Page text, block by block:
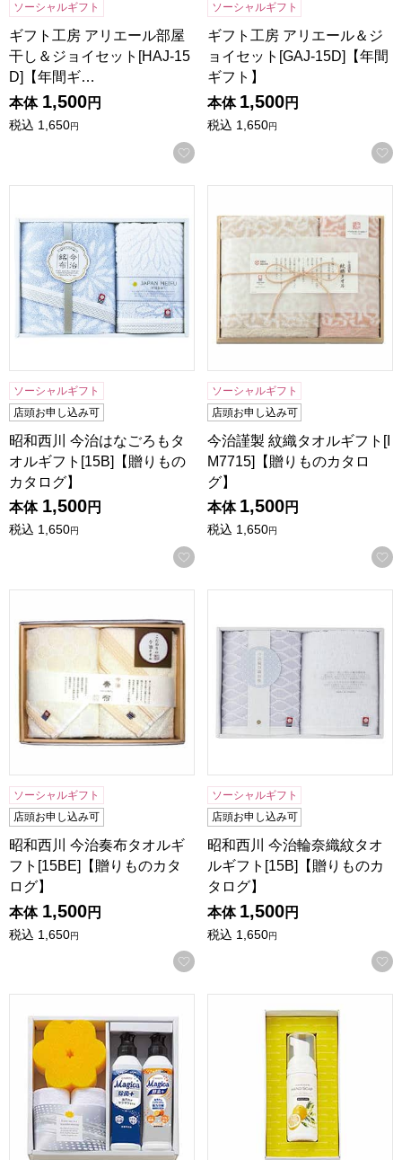
ソーシャルギフト
ギフト工房 アリエール部屋
干し＆ジョイセット[HAJ-15
D]【年間ギ…
本体 1,500円
税込 1,650円
お気に入りに登録する
ソーシャルギフト
ギフト工房 アリエール＆ジ
ョイセット[GAJ-15D]【年間
ギフト】
本体 1,500円
税込 1,650円
ソーシャルギフト
店頭お申し込み可
昭和西川 今治はなごろもタ
オルギフト[15B]【贈りもの
カタログ】
本体 1,500円
税込 1,650円
お気に入りに登録する
ソーシャルギフト
店頭お申し込み可
今治謹製 紋織タオルギフト[I
M7715]【贈りものカタロ
グ】
本体 1,500円
税込 1,650円
ソーシャルギフト
店頭お申し込み可
昭和西川 今治奏布タオルギ
フト[15BE]【贈りものカタ
ログ】
本体 1,500円
税込 1,650円
お気に入りに登録する
ソーシャルギフト
店頭お申し込み可
昭和西川 今治輪奈織紋タオ
ルギフト[15B]【贈りものカ
タログ】
本体 1,500円
税込 1,650円